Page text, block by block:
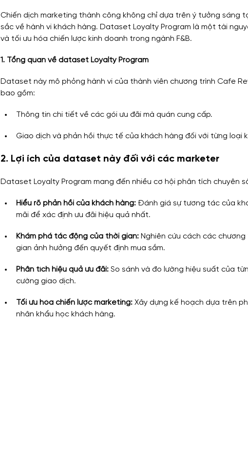
Marketing Analytics Financial Analytics
Chiến dịch marketing thành công không chỉ dựa trên ý tưởng sáng
sắc về hành vi khách hàng. Dataset Loyalty Program là một tài
và tối ưu hóa chiến lược kinh doanh trong ngành F&B.
1. Tổng quan về dataset Loyalty Program
Dataset này mô phỏng hành vi của thành viên chương trình Cafe
bao gồm:
Thông tin chi tiết về các gói ưu đãi mà quán cung cấp.
Giao dịch và phản hồi thực tế của khách hàng đối với từng loại
2. Lợi ích của dataset này đối với các marketer
Dataset Loyalty Program mang đến nhiều cơ hội phân tích chuyên
Hiểu rõ phản hồi của khách hàng: Đánh giá sự tương tác của
mãi để xác định ưu đãi hiệu quả nhất.
Khám phá tác động của thời gian: Nghiên cứu cách các
gian ảnh hưởng đến quyết định mua sắm.
Phân tích hiệu quả ưu đãi: So sánh và đo lường hiệu suất của
cường giao dịch.
Tối ưu hóa chiến lược marketing: Xây dựng kế hoạch dựa trên
nhân khẩu học khách hàng.